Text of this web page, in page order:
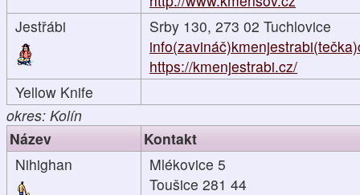
Jestřábi
Srby 130, 273 02 Tuchlovice
https://kmenjestrabi.cz/
Yellow Knife
okres: Kolín
Název
Kontakt
Nihighan
Mlékovice 5
Toušice 281 44